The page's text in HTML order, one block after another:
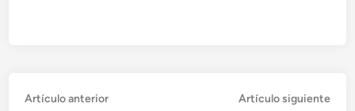
Navegación
Artículo anteriorArtículo
Artículo siguiente